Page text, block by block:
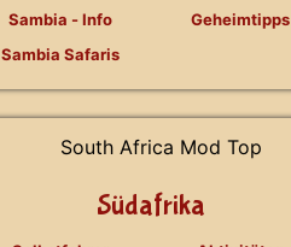
Sambia - Info
Sambia Safaris
Geheimtipps
Südafrika